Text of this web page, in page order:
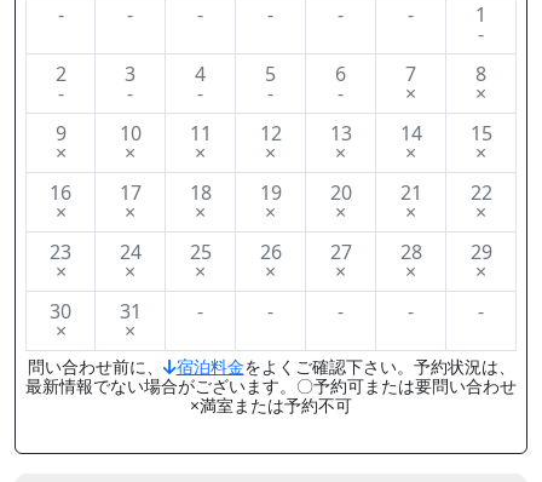
-
- - - - - 1
-
2
-
3
-
4
-
5
-
6
-
7
×
8
×
9
×
10
×
11
×
12
×
13
×
14
×
15
×
16
×
17
×
18
×
19
×
20
×
21
×
22
×
23
×
24
×
25
×
26
×
27
×
28
×
29
×
30
×
31
×
- - - - -
問い合わせ前に、 宿泊料金をよくご確認下さい。予約状況は、
最新情報でない場合がございます。〇予約可または要問い合わせ
×満室または予約不可